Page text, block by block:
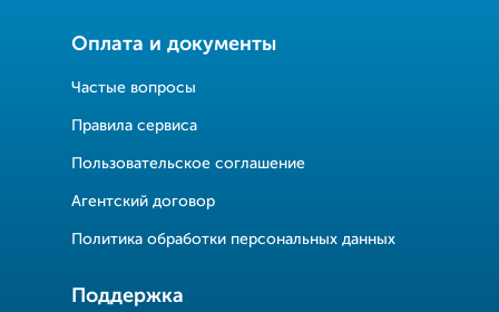
Оплата и документы
Частые вопросы
Правила сервиса
Пользовательское соглашение
Агентский договор
Политика обработки персональных данных
Поддержка